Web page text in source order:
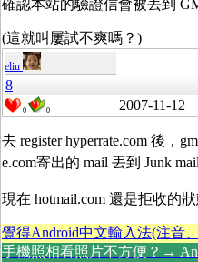
確認本站的驗證信會被丟到
(這就叫屢試不爽嗎？)
eliu
8
0 0 2007-11-12
去 register hyperrate.com 後，
e.com寄出的 mail 丟到 Junk mail
現在 hotmail.com 還是拒收的狀
覺得Android中文輸入法(注音
手機照相看照片不方便？→